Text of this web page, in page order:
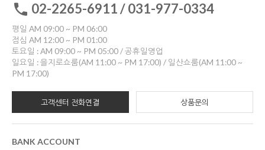
02-2265-6911 / 031-977-0334
평일 AM 09:00 ~ PM 06:00
점심 AM 12:00 ~ PM 01:00
토요일 : AM 09:00 ~ PM 05:00 / 공휴일영업
일요일 : 을지로쇼룸(AM 11:00 ~ PM 17:00) / 일산쇼룸(AM 11:00 ~
PM 17:00)
고객센터 전화연결 상품문의
BANK ACCOUNT